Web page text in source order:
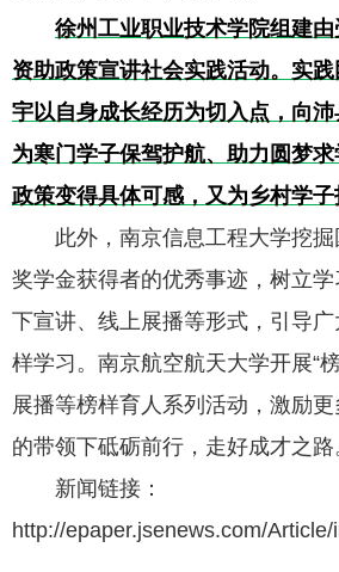
徐州工业职业技术学院组建
资助政策宣讲社会实践活动。实
宇以自身成长经历为切入点，向
为寒门学子保驾护航、助力圆梦
政策变得具体可感，又为乡村学
此外，南京信息工程大学挖
奖学金获得者的优秀事迹，树立
下宣讲、线上展播等形式，引导
样学习。南京航空航天大学开展“
展播等榜样育人系列活动，激励
的带领下砥砺前行，走好成才之路
新闻链接：
http://epaper.jsenews.com/